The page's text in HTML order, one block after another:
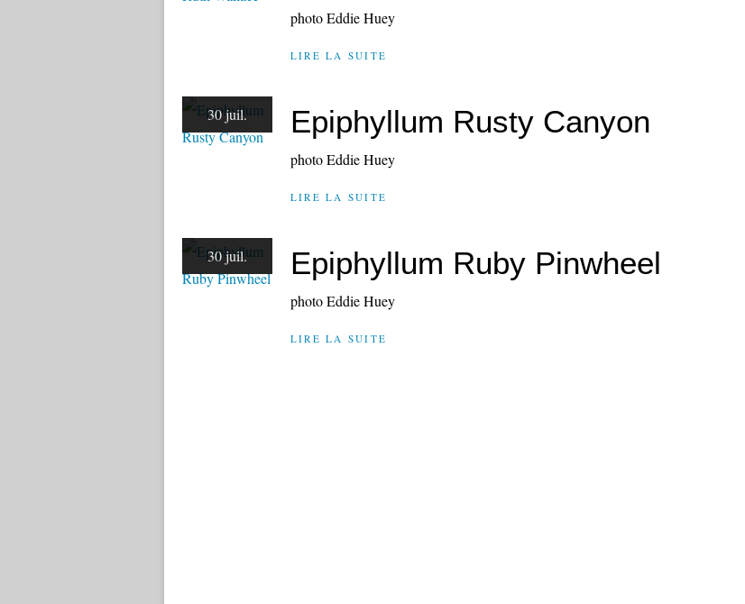
photo Eddie Huey
LIRE LA SUITE
30 juil. Epiphyllum Rusty Canyon
photo Eddie Huey
LIRE LA SUITE
30 juil. Epiphyllum Ruby Pinwheel
photo Eddie Huey
LIRE LA SUITE